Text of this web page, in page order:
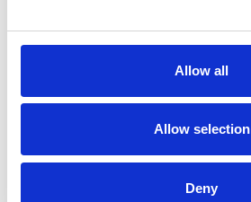
Allow all
Allow selection
Deny
Repubblica Ceca